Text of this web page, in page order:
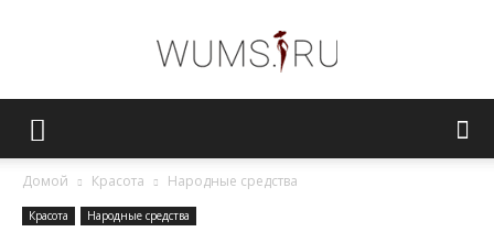
Домой Красота Народные средства
Красота Народные средства